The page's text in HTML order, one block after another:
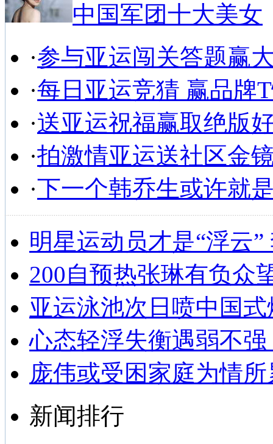
中国军团十大美女
·参与亚运闯关答题赢
·每日亚运竞猜 赢品牌
·送亚运祝福赢取绝版
·拍激情亚运送社区金
·下一个韩乔生或许就
明星运动员才是“浮云
200自预热张琳有负众
亚运泳池次日喷中国
心态轻浮失衡遇弱不
庞伟或受困家庭为情
新闻排行